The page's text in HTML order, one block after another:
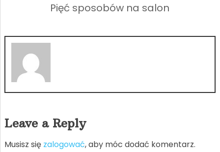
Pięć sposobów na salon
Leave a Reply
Musisz się zalogować, aby móc dodać komentarz.